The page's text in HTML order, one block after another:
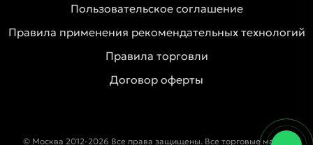
Пользовательское соглашение
Правила применения рекомендательных технологий
Правила торговли
Договор оферты
© Москва 2012-2026 Все права защищены. Все торговые марки